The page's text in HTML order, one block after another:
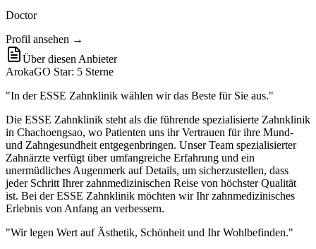
Doctor
Profil ansehen →
Über diesen Anbieter
ArokaGO Star: 5 Sterne
"In der ESSE Zahnklinik wählen wir das Beste für Sie aus."
Die ESSE Zahnklinik steht als die führende spezialisierte Zahnklinik
in Chachoengsao, wo Patienten uns ihr Vertrauen für ihre Mund-
und Zahngesundheit entgegenbringen. Unser Team spezialisierter
Zahnärzte verfügt über umfangreiche Erfahrung und ein
unermüdliches Augenmerk auf Details, um sicherzustellen, dass
jeder Schritt Ihrer zahnmedizinischen Reise von höchster Qualität
ist. Bei der ESSE Zahnklinik möchten wir Ihr zahnmedizinisches
Erlebnis von Anfang an verbessern.
"Wir legen Wert auf Ästhetik, Schönheit und Ihr Wohlbefinden."